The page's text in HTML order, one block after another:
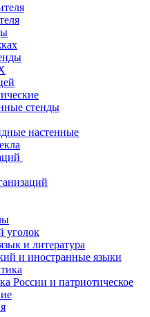
стенды
настенные
уголок
и литература
и иностранные языки
России и патриотическое